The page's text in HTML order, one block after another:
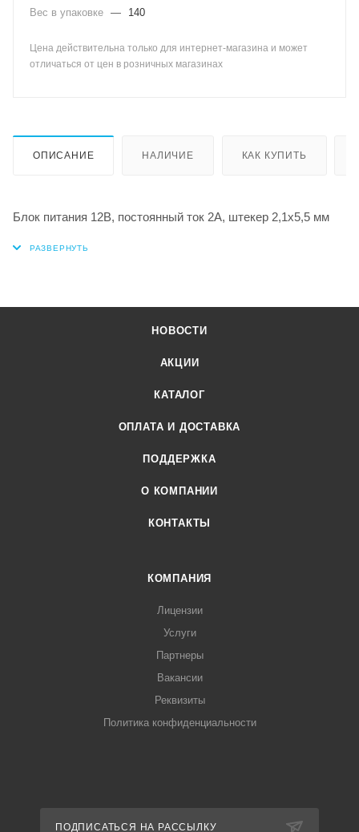
Вес в упаковке — 140
Цена действительна только для интернет-магазина и может
отличаться от цен в розничных магазинах
ОПИСАНИЕ НАЛИЧИЕ КАК КУПИТЬ
Блок питания 12В, постоянный ток 2А, штекер 2,1х5,5 мм
НОВОСТИ
АКЦИИ
КАТАЛОГ
ОПЛАТА И ДОСТАВКА
ПОДДЕРЖКА
О КОМПАНИИ
КОНТАКТЫ
КОМПАНИЯ
Лицензии
Услуги
Партнеры
Вакансии
Реквизиты
Политика конфиденциальности
ПОДПИСАТЬСЯ НА РАССЫЛКУ